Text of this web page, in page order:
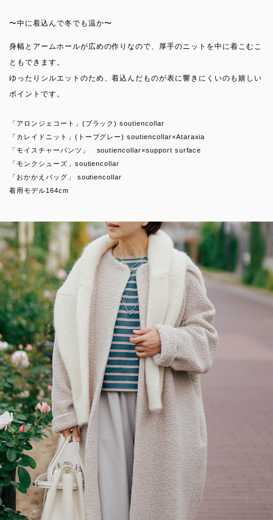
〜中に着込んで冬でも温か〜
身幅とアームホールが広めの作りなので、厚手のニットを中に着こむこ
ともできます。
ゆったりシルエットのため、着込んだものが表に響きにくいのも嬉しい
ポイントです。
「アロンジェコート」(ブラック) soutiencollar
「カレイドニット」(トープグレー) soutiencollar×Ataraxia
「モイスチャーパンツ」 soutiencollar×support surface
「モンクシューズ」soutiencollar
「おかかえバッグ」 soutiencollar
着用モデル164cm